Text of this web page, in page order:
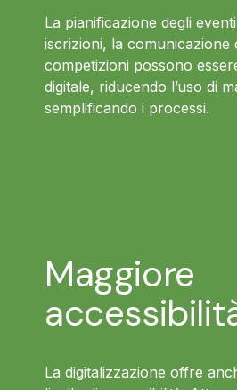
La pianificazione degli
iscrizioni, la comunicazione
competizioni possono
digitale, riducendo l’uso di
semplificando i processi.
Maggiore
La digitalizzazione offre